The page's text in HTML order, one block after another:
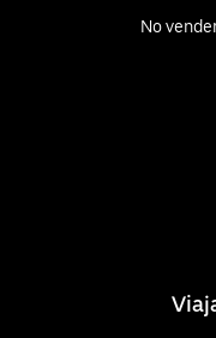
No